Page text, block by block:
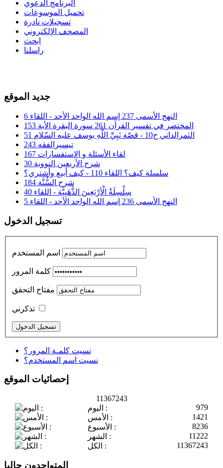
البرنامج الدعوي
تحميل الموسوعات
تسجيلات نادرة
المصحف الإلكتروني
ابحث
راسلنا
جديد الموقع
النهج الأسمى 237 إسم الله الواحد الأحد - اللقاء 6
المختصر في تفسير القرآن 261 سورة البقرة الأية 153
الثمرالداني ج10 - قصّة نَبِيِّ اللَّهِ يوسف عليه السّلام 51
تيسيرالفقه 243
لقاء الأسئلة و الإستفسارات 167
شرح الأربعين النووية 30
سلسلة كيف؟ اللقاء 110 - كيف أبيع وأشتري؟
شرح السُّنَّة 184
سِلْسِلَةُ الْأرْبَعِينَ الذَّهَبِيَّة - اللقاء 40
النهج الأسمى 236 إسم الله الواحد الأحد - اللقاء 5
تسجيل الدخول
اسم المستخدم
كلمة المرور
مفتاح التحقق
تذكرني
نسيت كلمـة المرور؟
نسيت اسم المستخدم؟
إحصائيات الموقع
11367243
اليوم :
979
الأمس :
1421
الأسبوع :
8236
الشهر :
11222
الكل :
11367243
المتواجدون حاليا